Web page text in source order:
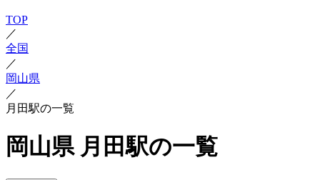
TOP
／
全国
／
岡山県
／
月田駅の一覧
岡山県 月田駅の一覧